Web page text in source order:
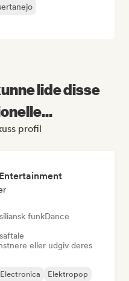
lide disse
profil
funkDance
eller udgiv deres
Electronica Elektropop